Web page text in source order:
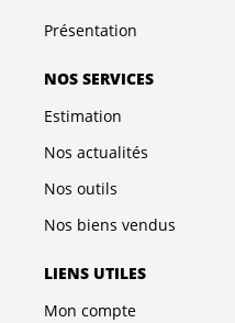
Présentation
NOS SERVICES
Estimation
Nos actualités
Nos outils
Nos biens vendus
LIENS UTILES
Mon compte